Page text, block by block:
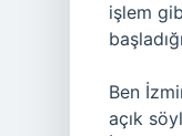
işlem
Ben
açık